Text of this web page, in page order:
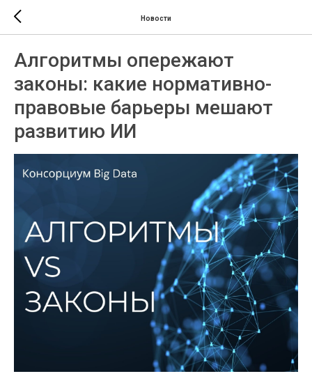
Новости
Алгоритмы опережают
законы: какие нормативно-
правовые барьеры мешают
развитию ИИ